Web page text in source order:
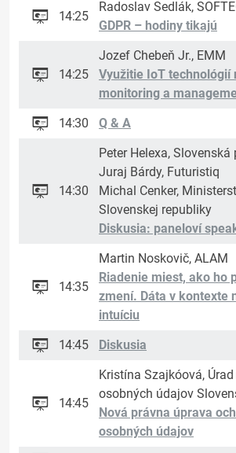
14:25
Radoslav Sedlák,
GDPR – hodiny tikajú
14:25
Jozef Chebeň Jr., EMM
Využitie IoT technológií
monitoring a
14:30
Q & A
14:30
Peter Helexa, Slovenská
Juraj Bárdy, Futuristiq
Michal Cenker,
Slovenskej republiky
Diskusia: paneloví
14:35
Martin Noskovič, ALAM
Riadenie miest, ako ho
zmení. Dáta v kontexte
intuíciu
14:45
Diskusia
14:45
Kristína Szajkóová,
osobných údajov
Nová právna úprava
osobných údajov